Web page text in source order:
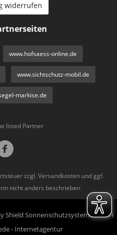
widerrufen
www.hofsaess-online.de
www.sichtschutz-mobil.de
markise.de
zzgl. Versandkosten und ggf.
nicht anders beschrieben
Shield Sonnenschutzsysteme GmbH
- Internetagentur